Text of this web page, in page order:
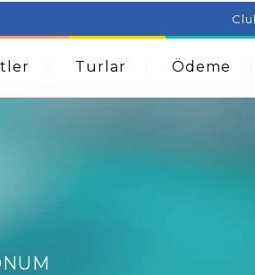
A Dermatologist Can Help With
Turlar Ödeme